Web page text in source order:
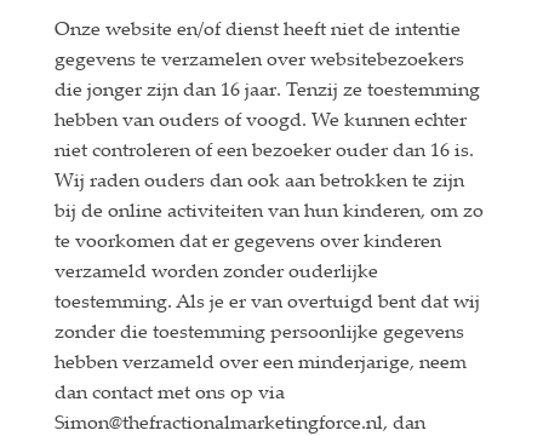
Onze website en/of dienst heeft niet de intentie
gegevens te verzamelen over websitebezoekers
die jonger zijn dan 16 jaar. Tenzij ze toestemming
hebben van ouders of voogd. We kunnen echter
niet controleren of een bezoeker ouder dan 16 is.
Wij raden ouders dan ook aan betrokken te zijn
bij de online activiteiten van hun kinderen, om zo
te voorkomen dat er gegevens over kinderen
verzameld worden zonder ouderlijke
toestemming. Als je er van overtuigd bent dat wij
zonder die toestemming persoonlijke gegevens
hebben verzameld over een minderjarige, neem
dan contact met ons op via
Simon@thefractionalmarketingforce.nl, dan